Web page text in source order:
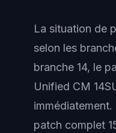
La situation de
selon les
branche 14, le
Unified CM
immédiatement.
patch complet